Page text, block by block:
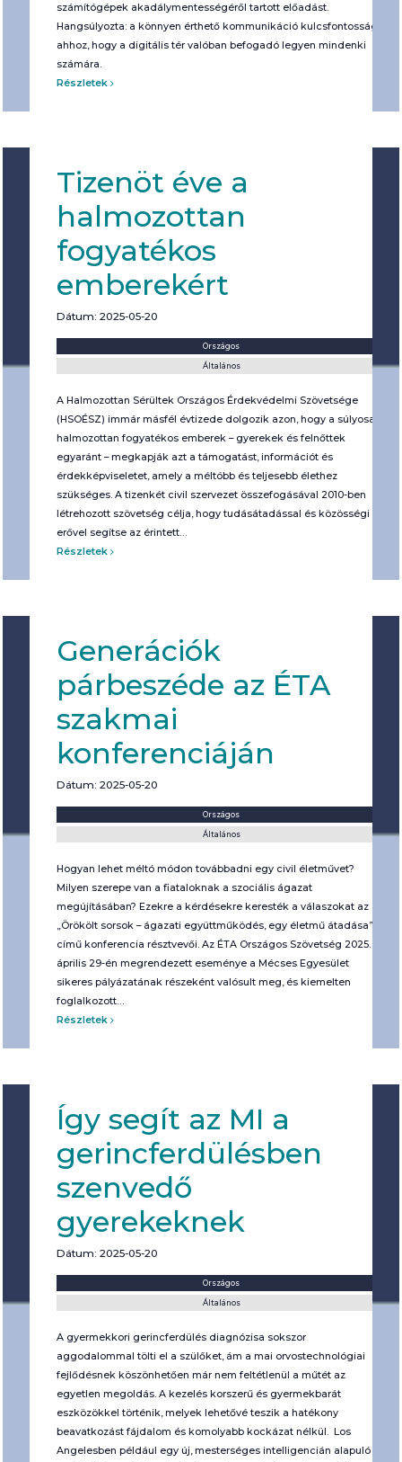
számítógépek akadálymentességéről tartott előadást.
Hangsúlyozta: a könnyen érthető kommunikáció kulcsfontosságú
ahhoz, hogy a digitális tér valóban befogadó legyen mindenki
számára.
Részletek
Tizenöt éve a
halmozottan
fogyatékos
emberekért
Dátum: 2025-05-20
Országos
Általános
A Halmozottan Sérültek Országos Érdekvédelmi Szövetsége
(HSOÉSZ) immár másfél évtizede dolgozik azon, hogy a súlyosan,
halmozottan fogyatékos emberek – gyerekek és felnőttek
egyaránt – megkapják azt a támogatást, információt és
érdekképviseletet, amely a méltóbb és teljesebb élethez
szükséges. A tizenkét civil szervezet összefogásával 2010-ben
létrehozott szövetség célja, hogy tudásátadással és közösségi
erővel segítse az érintett…
Részletek
Generációk
párbeszéde az ÉTA
szakmai
konferenciáján
Dátum: 2025-05-20
Országos
Általános
Hogyan lehet méltó módon továbbadni egy civil életművet?
Milyen szerepe van a fiataloknak a szociális ágazat
megújításában? Ezekre a kérdésekre keresték a válaszokat az
„Örökölt sorsok – ágazati együttműködés, egy életmű átadása”
című konferencia résztvevői. Az ÉTA Országos Szövetség 2025.
április 29-én megrendezett eseménye a Mécses Egyesület
sikeres pályázatának részeként valósult meg, és kiemelten
foglalkozott…
Részletek
Így segít az MI a
gerincferdülésben
szenvedő
gyerekeknek
Dátum: 2025-05-20
Országos
Általános
A gyermekkori gerincferdülés diagnózisa sokszor
aggodalommal tölti el a szülőket, ám a mai orvostechnológiai
fejlődésnek köszönhetően már nem feltétlenül a műtét az
egyetlen megoldás. A kezelés korszerű és gyermekbarát
eszközökkel történik, melyek lehetővé teszik a hatékony
beavatkozást fájdalom és komolyabb kockázat nélkül. Los
Angelesben például egy új, mesterséges intelligencián alapuló